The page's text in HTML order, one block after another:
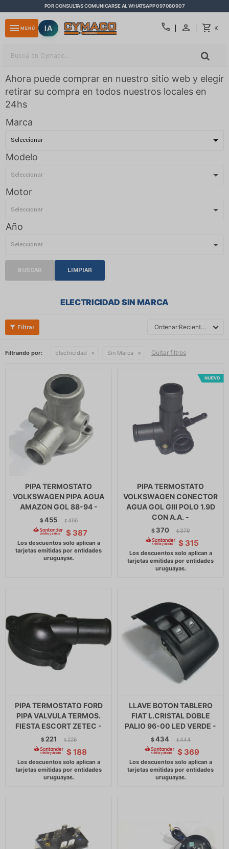
POR CONSULTAS COMUNICARSE AL WHATSAPP 097080907
call $0
menu MENÚ IA
Ahora puede comprar en nuestro sitio web y elegir
retirar su compra en todos nuestros locales en
24hs
Marca
Modelo
Motor
Año
BUSCAR LIMPIAR
ELECTRICIDAD SIN MARCA
Recientes
Filtrando por: Electricidad Sin Marca Quitar filtros
PIPA TERMOSTATO
VOLKSWAGEN PIPA AGUA
AMAZON GOL 88-94 -
$455 $ 466
$ 387
PIPA TERMOSTATO
VOLKSWAGEN CONECTOR
AGUA GOL GIII POLO 1.9D
CON A.A. -
$ 370 $ 379
$ 315
PIPA TERMOSTATO FORD
PIPA VALVULA TERMOS.
FIESTA ESCORT ZETEC -
$ 221 $ 226
$ 188
LLAVE BOTON TABLERO
FIAT L.CRISTAL DOBLE
PALIO 96-00 LED VERDE -
$434 $ 444
$ 369
close